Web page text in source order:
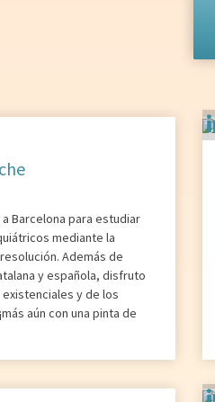
Barcelona para estudiar
mediante la
Además de
y española, disfruto
y de los
aún con una pinta de